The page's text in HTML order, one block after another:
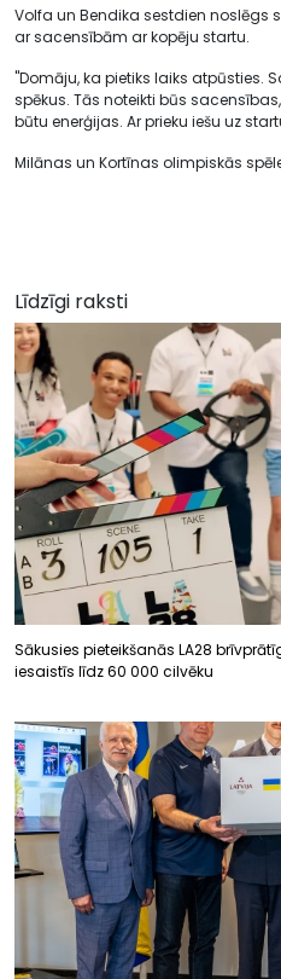
Volfa un Bendika sestdien noslēgs
ar sacensībām ar kopēju startu.
"Domāju, ka pietiks laiks atpūsties.
spēkus. Tās noteikti būs
būtu enerģijas. Ar prieku iešu uz
Milānas un Kortīnas olimpiskās
Līdzīgi raksti
Sākusies pieteikšanās LA28
iesaistīs līdz 60 000 cilvēku